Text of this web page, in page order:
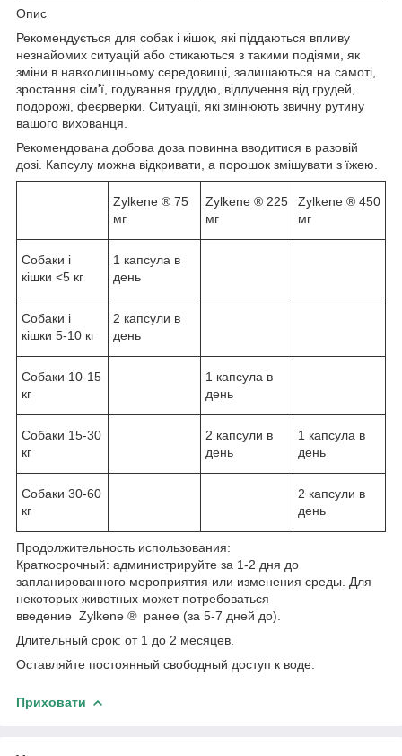
Опис
Рекомендується для собак і кішок, які піддаються впливу
незнайомих ситуацій або стикаються з такими подіями, як
зміни в навколишньому середовищі, залишаються на самоті,
зростання сім'ї, годування груддю, відлучення від грудей,
подорожі, феєрверки. Ситуації, які змінюють звичну рутину
вашого вихованця.
Рекомендована добова доза повинна вводитися в разовій
дозі. Капсулу можна відкривати, а порошок змішувати з їжею.
Zylkene ® 75
мг
Zylkene ® 225
мг
Zylkene ® 450
мг
Собаки і
кішки <5 кг
1 капсула в
день
Собаки і
кішки 5-10 кг
2 капсули в
день
Собаки 10-15
кг
1 капсула в
день
Собаки 15-30
кг
2 капсули в
день
1 капсула в
день
Собаки 30-60
кг
2 капсули в
день
Продолжительность использования:
Краткосрочный: администрируйте за 1-2 дня до
запланированного мероприятия или изменения среды. Для
некоторых животных может потребоваться
введение Zylkene ® ранее (за 5-7 дней до).
Длительный срок: от 1 до 2 месяцев.
Оставляйте постоянный свободный доступ к воде.
Приховати